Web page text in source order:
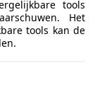
tools
Het
tools kan de